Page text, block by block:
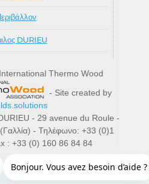
Περιβάλλον
DURIEU
Thermo Wood
- Site created by
- 29 avenue du Roule -
- Τηλέφωνο: +33 (0)1
: +33 (0) 160 86 84 84